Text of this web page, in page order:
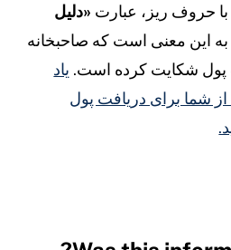
ریز، عبارت «دلیل
معنی است که صاحبخانه
شکایت کرده است.یاد
برای دریافت پول